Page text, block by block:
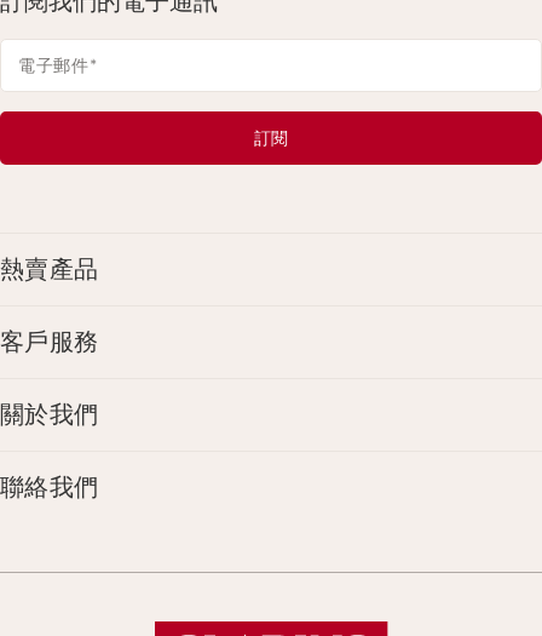
電子郵件*
訂閱
熱賣產品
客戶服務
關於我們
聯絡我們